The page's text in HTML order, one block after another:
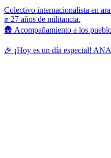
Colectivo internacionalista en
✊ 27 años de militancia.
🛖 Acompañamiento a los
🎉 ¡Hoy es un día especial!